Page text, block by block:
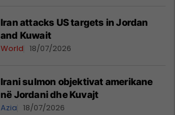
Iran attacks US targets in Jordan
and Kuwait
World 18/07/2026
Irani sulmon objektivat amerikane
në Jordani dhe Kuvajt
Azia 18/07/2026